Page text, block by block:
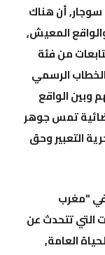
أن هناك
المعيش,
من فئة
الرسمي
وبين الواقع
تمس جوهر
التعبير وحق
“مغرب
التي تتحدث عن
العامة,